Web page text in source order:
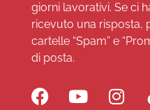
giorni lavorativi. Se ci
ricevuto una risposta,
cartelle “Spam” e
di posta.